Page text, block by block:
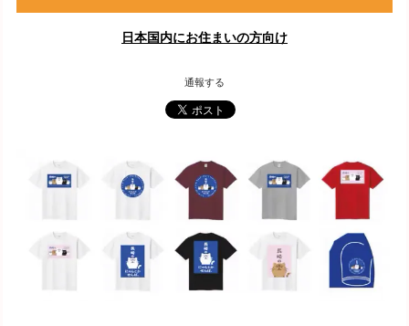
日本国内にお住まいの方向け
通報する